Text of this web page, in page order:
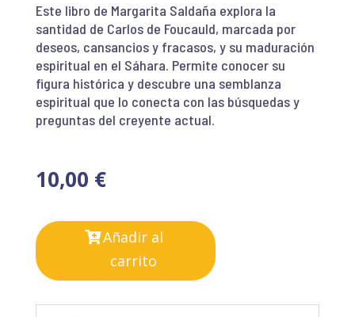
Este libro de Margarita Saldaña explora la
santidad de Carlos de Foucauld, marcada por
deseos, cansancios y fracasos, y su maduración
espiritual en el Sáhara. Permite conocer su
figura histórica y descubre una semblanza
espiritual que lo conecta con las búsquedas y
preguntas del creyente actual.
10,00 €
Añadir al
carrito